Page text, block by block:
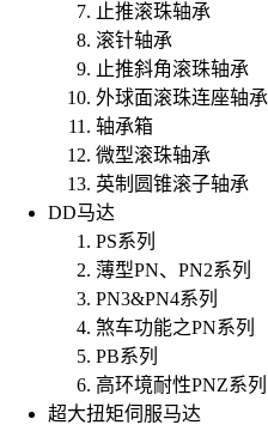
止推滚珠轴承
滚针轴承
止推斜角滚珠轴承
外球面滚珠连座轴承
轴承箱
微型滚珠轴承
英制圆锥滚子轴承
DD马达
PS系列
薄型PN、PN2系列
PN3&PN4系列
煞车功能之PN系列
PB系列
高环境耐性PNZ系列
超大扭矩伺服马达